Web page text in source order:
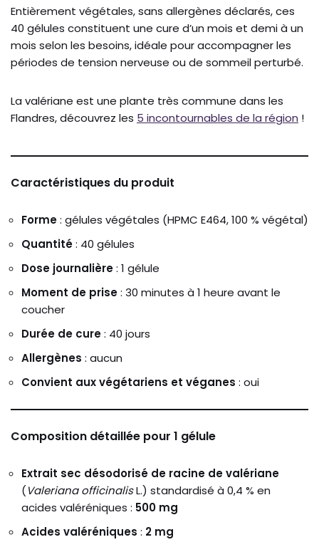
Entièrement végétales, sans allergènes déclarés, ces
40 gélules constituent une cure d’un mois et demi à un
mois selon les besoins, idéale pour accompagner les
périodes de tension nerveuse ou de sommeil perturbé.
La valériane est une plante très commune dans les
Flandres, découvrez les 5 incontournables de la région !
Caractéristiques du produit
Forme: gélules végétales (HPMC E464, 100 % végétal)
Quantité: 40 gélules
Dose journalière: 1 gélule
Moment de prise: 30 minutes à 1 heure avant le
coucher
Durée de cure: 40 jours
Allergènes : aucun
Convient aux végétariens et véganes : oui
Composition détaillée pour 1 gélule
Extrait sec désodorisé de racine de valériane
(Valeriana officinalisL.) standardisé à 0,4 % en
acides valéréniques : 500 mg
Acides valéréniques : 2 mg